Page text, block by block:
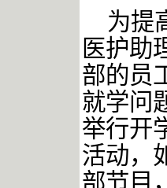
为提
医护助
部的员
就学问
举行开
活动，
部节目